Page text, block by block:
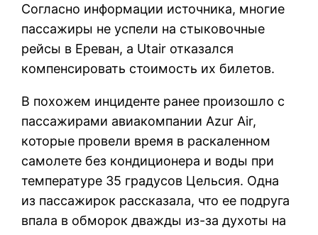
Согласно информации источника, многие
пассажиры не успели на стыковочные
рейсы в Ереван, а Utair отказался
компенсировать стоимость их билетов.
В похожем инциденте ранее произошло с
пассажирами авиакомпании Azur Air,
которые провели время в раскаленном
самолете без кондиционера и воды при
температуре 35 градусов Цельсия. Одна
из пассажирок рассказала, что ее подруга
впала в обморок дважды из-за духоты на